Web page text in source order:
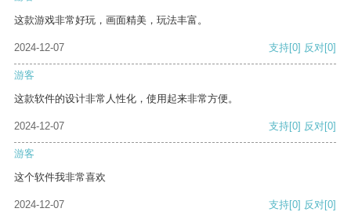
这款游戏非常好玩，画面精美，玩法丰富。
2024-12-07 支持[0] 反对[0]
游客
这款软件的设计非常人性化，使用起来非常方便。
2024-12-07 支持[0] 反对[0]
游客
这个软件我非常喜欢
2024-12-07 支持[0] 反对[0]